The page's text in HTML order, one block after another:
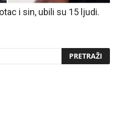
i sin, ubili su 15 ljudi.